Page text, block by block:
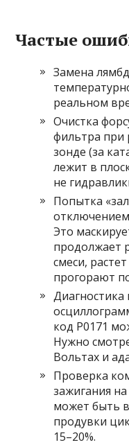
Частые
Замена
реальном
Очистка
фильтра
зонде (за
лежит в
не
Попытка
отключением
Это
продолжает
смеси,
прогорают
Диагностика
код P0171
Нужно
Вольтах и
Проверка
зажигания
может быть
продувки
15–20%.